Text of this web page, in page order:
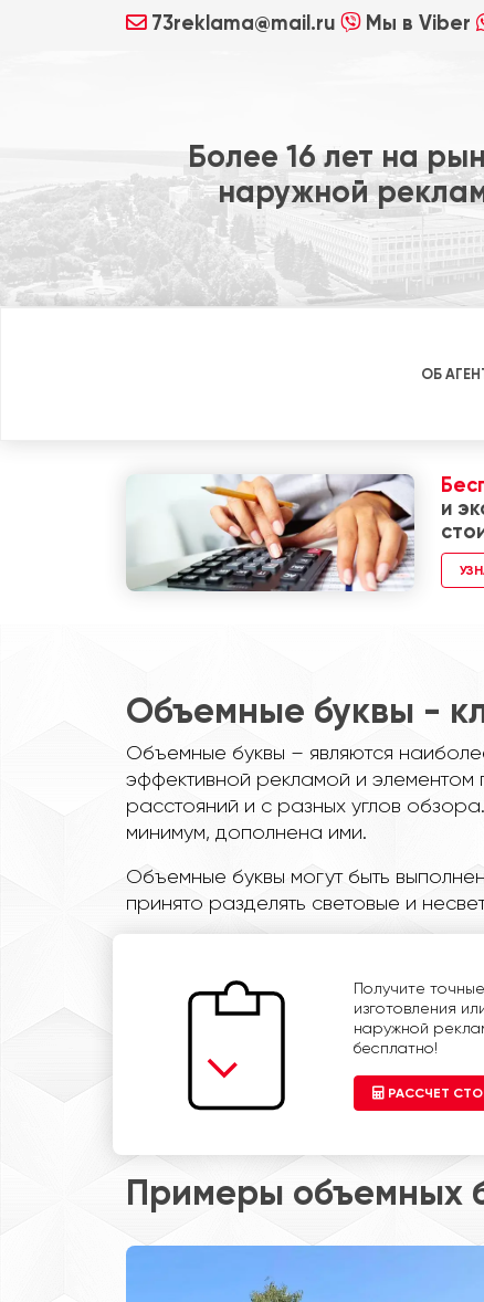
73reklama@mail.ru Мы в Viber
Более 16 лет на
наружной
ОБ
и
Объемные буквы -
Объемные буквы – являются
эффективной рекламой и
расстояний и с разных углов
минимум, дополнена ими.
Объемные буквы могут быть
принято разделять световые и
Получите
изготовления
наружной
бесплатно!
РАССЧЕТ
Примеры объемных